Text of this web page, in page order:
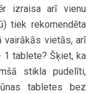
izraisa arī vienu
tiek rekomendēta
vairākās vietās, arī
1 tablete? Šķiet, ka
stikla pudelīti,
tabletes bez